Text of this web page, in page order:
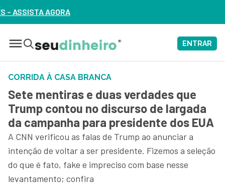
ENTRAR
CORRIDA À CASA BRANCA
Sete mentiras e duas verdades que
Trump contou no discurso de largada
da campanha para presidente dos EUA
A CNN verificou as falas de Trump ao anunciar a
intenção de voltar a ser presidente. Fizemos a seleção
do que é fato, fake e impreciso com base nesse
levantamento; confira